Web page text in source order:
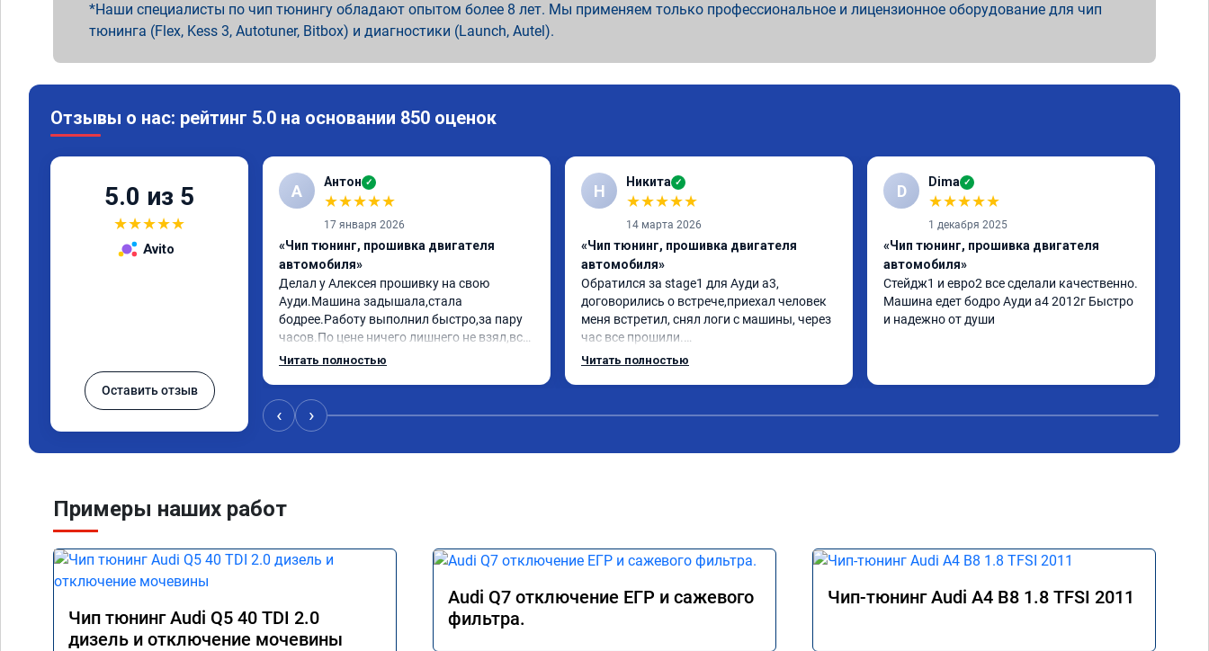
Наши специалисты по чип тюнингу обладают опытом более 8 лет. Мы применяем только профессиональное и лицензионное оборудование для чип
тюнинга (Flex, Kess 3, Autotuner, Bitbox) и диагностики (Launch, Autel).
Отзывы о нас: рейтинг 5.0 на основании 850 оценок
5.0 из 5
★★★★★
Avito
Оставить отзыв
А Антон ✓
★★★★★
17 января 2026
«Чип тюнинг, прошивка двигателя
автомобиля»
Делал у Алексея прошивку на свою
Ауди.Машина задышала,стала
бодрее.Работу выполнил быстро,за пару
часов.По цене ничего лишнего не взял,всё
как договаривались заранее.После
знаю,куда ехать в случае поломки
авто.Однозначно рекомендую Алексея
Читать полностью
Н Никита ✓
★★★★★
14 марта 2026
«Чип тюнинг, прошивка двигателя
автомобиля»
Обратился за stage1 для Ауди а3,
договорились о встрече,приехал человек
меня встретил, снял логи с машины, через
час все прошили.
Арман спасибо тебе огромное, машинка по
Читать полностью
D Dima ✓
★★★★★
1 декабря 2025
«Чип тюнинг, прошивка двигателя
автомобиля»
Стейдж1 и евро2 все сделали качественно.
Машина едет бодро Ауди а4 2012г Быстро
и надежно от души
‹ ›
Примеры наших работ
Чип тюнинг Audi Q5 40 TDI 2.0
дизель и отключение мочевины
Audi Q7 отключение ЕГР и сажевого
фильтра.
Чип-тюнинг Audi A4 B8 1.8 TFSI 2011